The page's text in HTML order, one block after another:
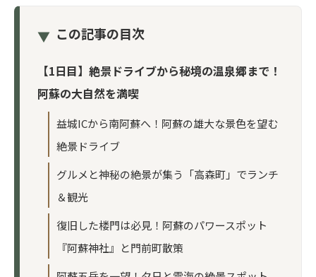
▼ この記事の目次
【1日目】絶景ドライブから秘境の温泉郷まで！
阿蘇の大自然を満喫
益城ICから南阿蘇へ！阿蘇の雄大な景色を望む
絶景ドライブ
グルメと神秘の絶景が集う「高森町」でランチ
＆観光
復旧した楼門は必見！阿蘇のパワースポット
『阿蘇神社』と門前町散策